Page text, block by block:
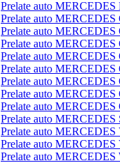
Prelate auto MERCEDES
Prelate auto MERCEDES
Prelate auto MERCEDES
Prelate auto MERCEDES
Prelate auto MERCEDES
Prelate auto MERCEDES
Prelate auto MERCEDES
Prelate auto
Prelate auto MERCEDES
Prelate auto MERCEDES
Prelate auto MERCEDES
Prelate auto MERCEDES
Prelate auto MERCEDES